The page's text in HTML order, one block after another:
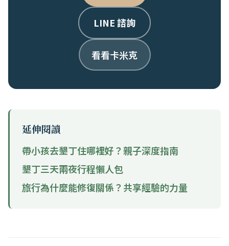
LINE 諮詢
看看卡米克
延伸閱讀
帶小孩去墾丁住哪裡好？親子深度指南
墾丁三天兩夜行程懶人包
旅行為什麼能修復關係？共享經驗的力量